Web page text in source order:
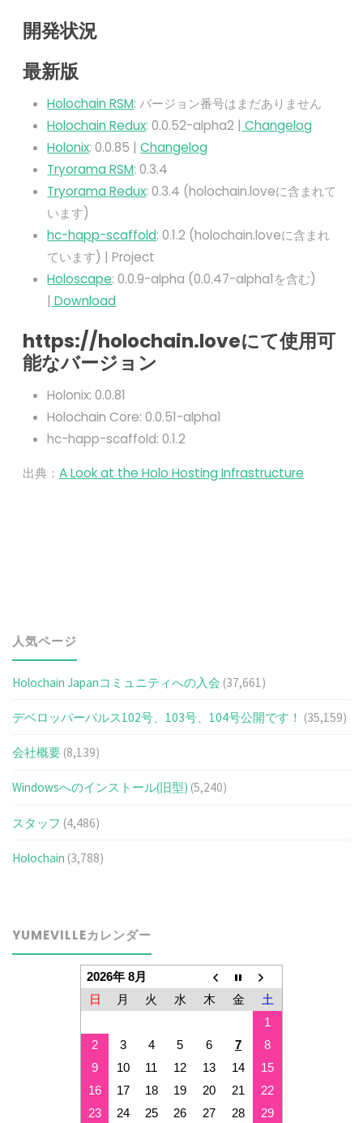
開発状況
最新版
Holochain RSM: バージョン番号はまだありません
Holochain Redux: 0.0.52-alpha2 | Changelog
Holonix: 0.0.85 |Changelog
Tryorama RSM: 0.3.4
Tryorama Redux: 0.3.4 (holochain.loveに含まれて
います)
hc-happ-scaffold: 0.1.2 (holochain.loveに含まれ
ています) | Project
Holoscape: 0.0.9-alpha (0.0.47-alpha1を含む)
| Download
https://holochain.loveにて使用可
能なバージョン
Holonix: 0.0.81
Holochain Core: 0.0.51-alpha1
hc-happ-scaffold: 0.1.2
出典： A Look at the Holo Hosting Infrastructure
人気ページ
Holochain Japanコミュニティへの入会 (37,661)
デベロッパーパルス102号、103号、104号公開です！ (35,159)
会社概要 (8,139)
Windowsへのインストール(旧型) (5,240)
スタッフ (4,486)
Holochain (3,788)
YUMEVILLEカレンダー
2026年 8月
日
月 火 水 木 金
土
1
2
3 4 5 6 7
8
9
10 11 12 13 14
15
16
17 18 19 20 21
22
23
24 25 26 27 28 29